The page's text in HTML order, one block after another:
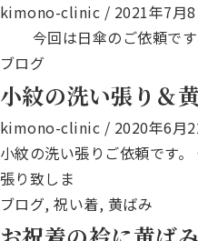
kimono-clinic / 2021年7月8
今回は日傘のご依頼です
ブログ
小紋の洗い張り＆
kimono-clinic / 2020年6月
小紋の洗い張りご依頼です
張り致しま
ブログ,祝い着, 黄ばみ